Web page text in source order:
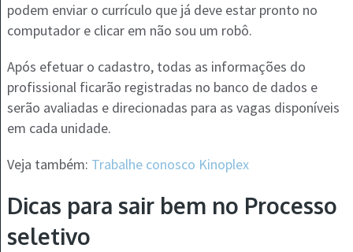
podem enviar o currículo que já deve estar pronto no
computador e clicar em não sou um robô.
Após efetuar o cadastro, todas as informações do
profissional ficarão registradas no banco de dados e
serão avaliadas e direcionadas para as vagas disponíveis
em cada unidade.
Veja também: Trabalhe conosco Kinoplex
Dicas para sair bem no Processo
seletivo